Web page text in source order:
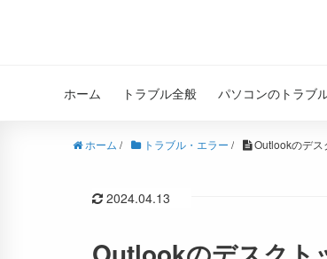
ホーム トラブル全般 パソコンのトラブ
ホーム / トラブル・エラー / Outlookのデス
2024.04.13